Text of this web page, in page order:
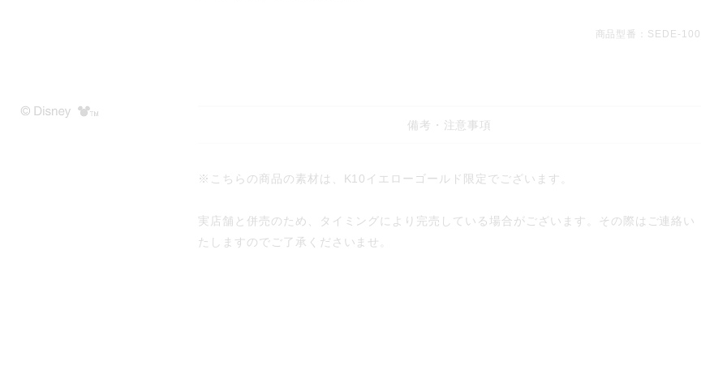
商品型番：SEDE-100
備考・注意事項
※こちらの商品の素材は、K10イエローゴールド限定でございます。
実店舗と併売のため、タイミングにより完売している場合がございます。その際はご連絡い
たしますのでご了承くださいませ。